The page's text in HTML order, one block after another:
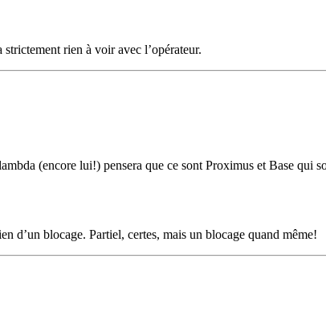
rien à voir avec l’opérateur.
(encore lui!) pensera que ce sont Proximus et Base qui
d’un blocage. Partiel, certes, mais un blocage quand même!